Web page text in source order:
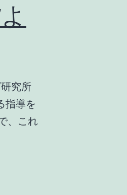
究所
指導を
、これ